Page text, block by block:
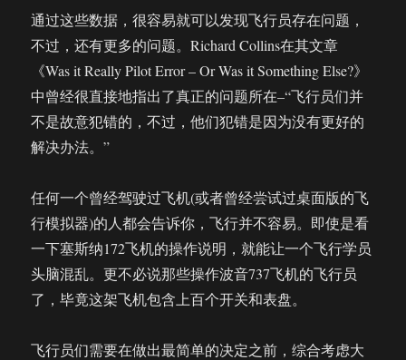
通过这些数据，很容易就可以发现飞行员存在问题，
不过，还有更多的问题。Richard Collins在其文章
《Was it Really Pilot Error – Or Was it Something Else?》
中曾经很直接地指出了真正的问题所在–“飞行员们并
不是故意犯错的，不过，他们犯错是因为没有更好的
解决办法。”
任何一个曾经驾驶过飞机(或者曾经尝试过桌面版的飞
行模拟器)的人都会告诉你，飞行并不容易。即使是看
一下塞斯纳172飞机的操作说明，就能让一个飞行学员
头脑混乱。更不必说那些操作波音737飞机的飞行员
了，毕竟这架飞机包含上百个开关和表盘。
飞行员们需要在做出最简单的决定之前，综合考虑大